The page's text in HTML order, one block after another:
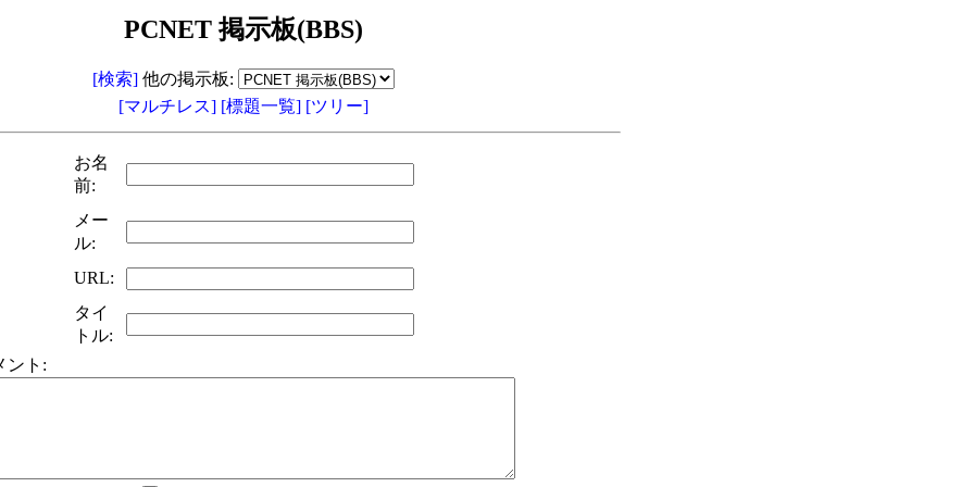
PCNET 掲示板(BBS)
[検索] 他の掲示板:
[マルチレス] [標題一覧] [ツリー]
お名
前:
メー
ル:
URL:
タイ
トル:
ント: